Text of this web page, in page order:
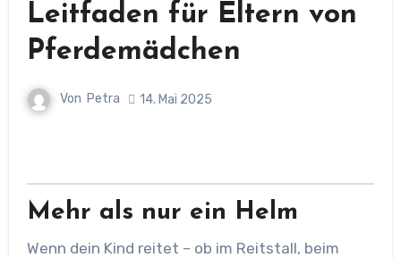
Leitfaden für Eltern von
Pferdemädchen
Von Petra 14. Mai 2025
Mehr als nur ein Helm
Wenn dein Kind reitet – ob im Reitstall, beim